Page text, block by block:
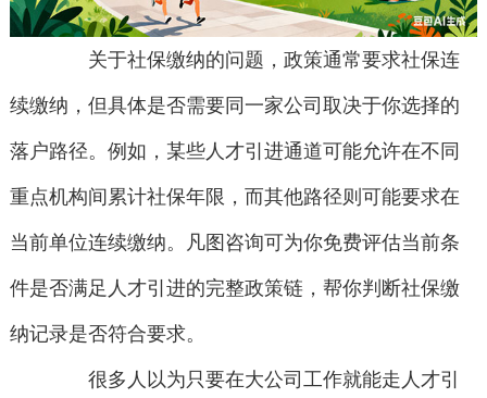
关于社保缴纳的问题，政策通常要求社保连
续缴纳，但具体是否需要同一家公司取决于你选择的
落户路径。例如，某些人才引进通道可能允许在不同
重点机构间累计社保年限，而其他路径则可能要求在
当前单位连续缴纳。凡图咨询可为你免费评估当前条
件是否满足人才引进的完整政策链，帮你判断社保缴
纳记录是否符合要求。
很多人以为只要在大公司工作就能走人才引